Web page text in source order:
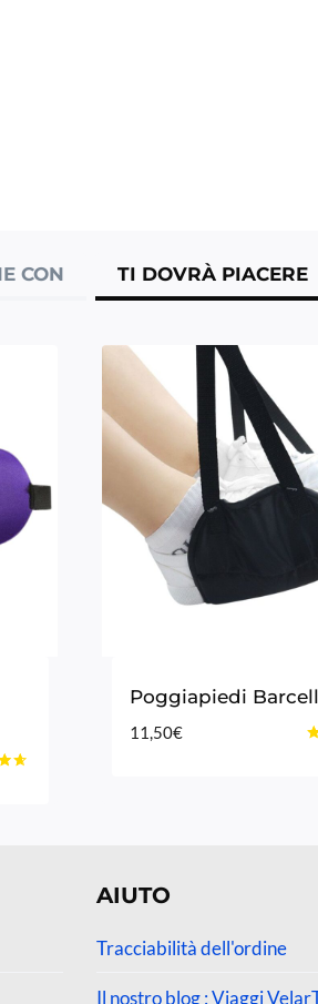
CON TI DOVRÀ PIACERE
Poggiapiedi
11,50€
AIUTO
Tracciabilità dell'ordine
Il nostro blog : Viaggi